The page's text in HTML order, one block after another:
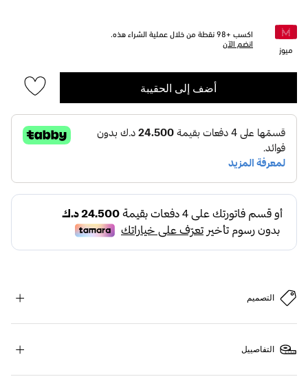
ميوز
اكسب +98 نقطة من خلال عملية الشراء هذه.
انضم الآن
أضف إلى الحقيبة
التصميم
التفاصييل